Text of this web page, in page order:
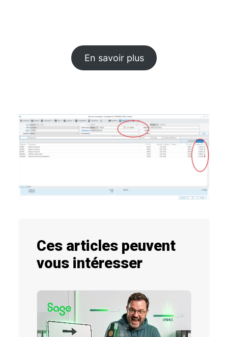
En savoir plus
Ces articles peuvent
vous intéresser